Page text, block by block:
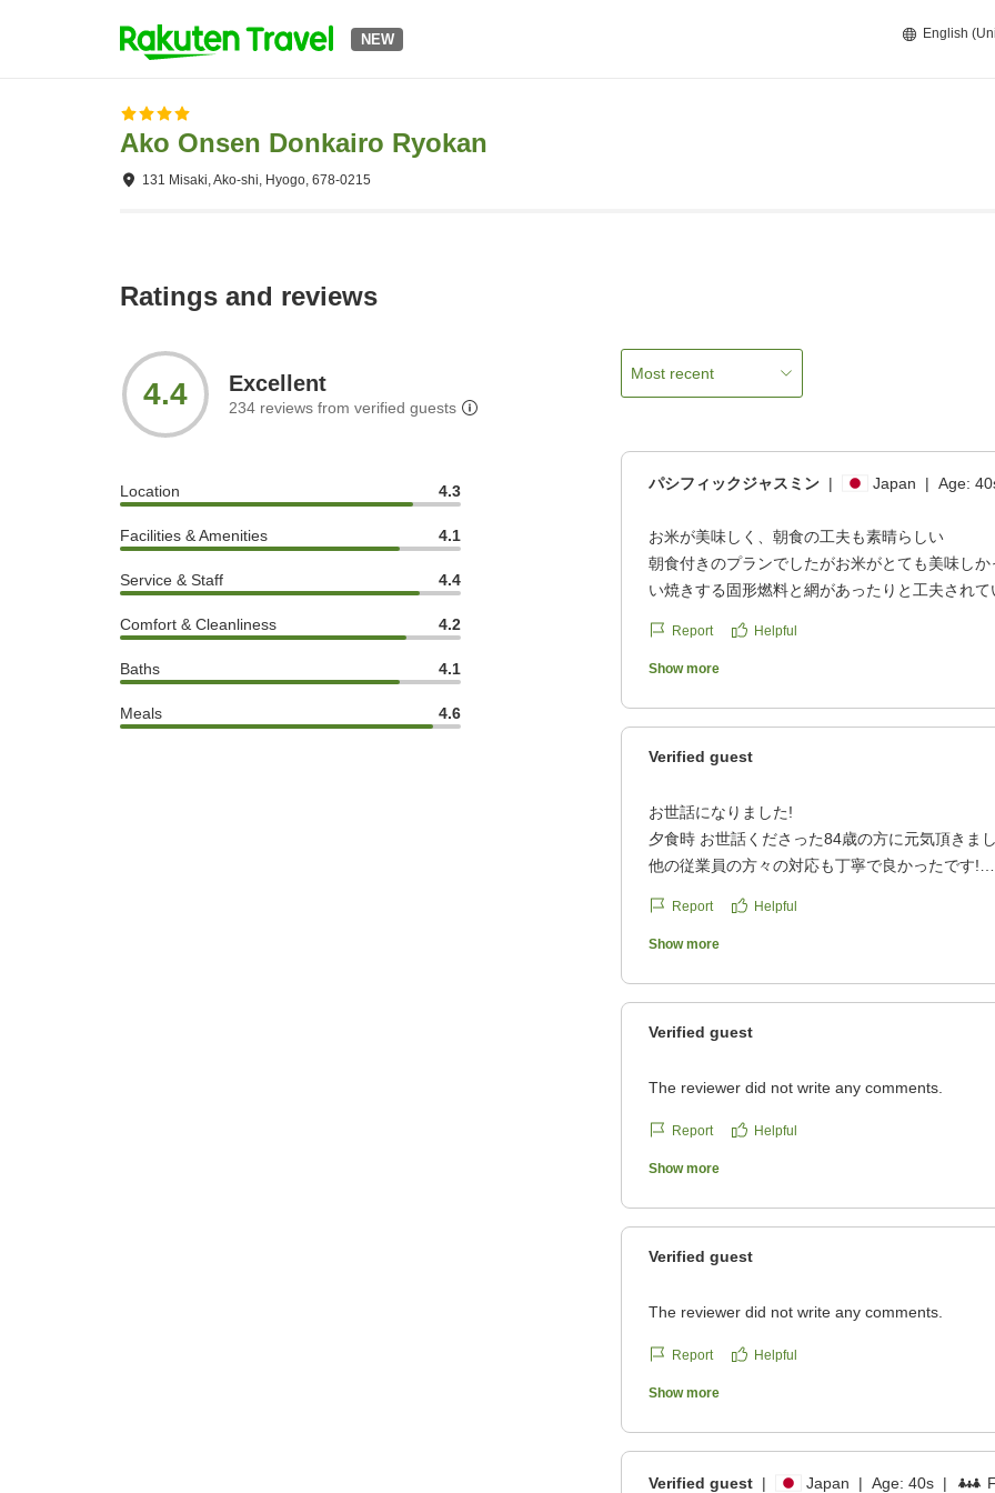
NEW English
Ako Onsen Donkairo Ryokan
131 Misaki, Ako-shi, Hyogo, 678-0215
Ratings and reviews
4.4 Excellent
234 reviews from verified guests
Location 4.3
Facilities & Amenities 4.1
Service & Staff 4.4
Comfort & Cleanliness 4.2
Baths 4.1
Meals 4.6
Most recent
パシフィックジャスミン | Japan | Age:
お米が美味しく、朝食の工夫も素晴らしい
朝食付きのプランでしたがお米がとても美味し
い焼きする固形燃料と網があったりと工夫され
クチコミの詳細はこちらから
https://review.travel.rakuten.co.jp/hotel/voice/
Report Helpful
Show more
Verified guest
お世話になりました!
夕食時 お世話くださった84歳の方に元気頂きま
他の従業員の方々の対応も丁寧で良かったです!
露天風呂が、道を横断していく場所なので、雨
クチコミの詳細はこちらから
https://review.travel.rakuten.co.jp/hotel/voice/
Report Helpful
Show more
Verified guest
The reviewer did not write any comments.
Report Helpful
Show more
Verified guest
The reviewer did not write any comments.
Report Helpful
Show more
Verified guest | Japan | Age:40s |